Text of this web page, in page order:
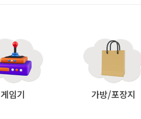
게임기 가방/포장지